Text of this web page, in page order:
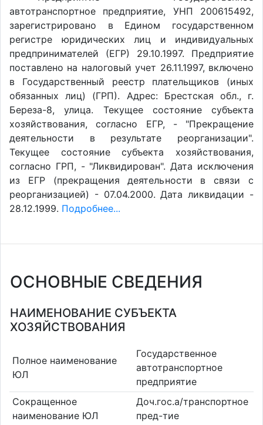
автотранспортное предприятие, УНП 200615492,
зарегистрировано в Едином государственном
регистре юридических лиц и индивидуальных
предпринимателей (ЕГР) 29.10.1997. Предприятие
поставлено на налоговый учет 26.11.1997, включено
в Государственный реестр плательщиков (иных
обязанных лиц) (ГРП). Адрес: Брестская обл., г.
Береза-8, улица. Текущее состояние субъекта
хозяйствования, согласно ЕГР, - "Прекращение
деятельности в результате реорганизации".
Текущее состояние субъекта хозяйствования,
согласно ГРП, - "Ликвидирован". Дата исключения
из ЕГР (прекращения деятельности в связи с
реорганизацией) - 07.04.2000. Дата ликвидации -
28.12.1999. Подробнее...
ОСНОВНЫЕ СВЕДЕНИЯ
НАИМЕНОВАНИЕ СУБЪЕКТА
ХОЗЯЙСТВОВАНИЯ
Полное наименование
ЮЛ
Государственное
автотранспортное
предприятие
Сокращенное
наименование ЮЛ
Доч.гос.а/транспортное
пред-тие